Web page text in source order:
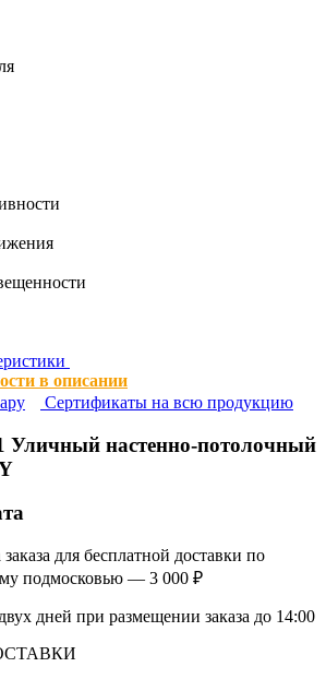
в описании
Сертификаты на всю продукцию
Уличный настенно-потолочный
для бесплатной доставки по
подмосковью — 3 000 ₽
дней при размещении заказа до 14:00